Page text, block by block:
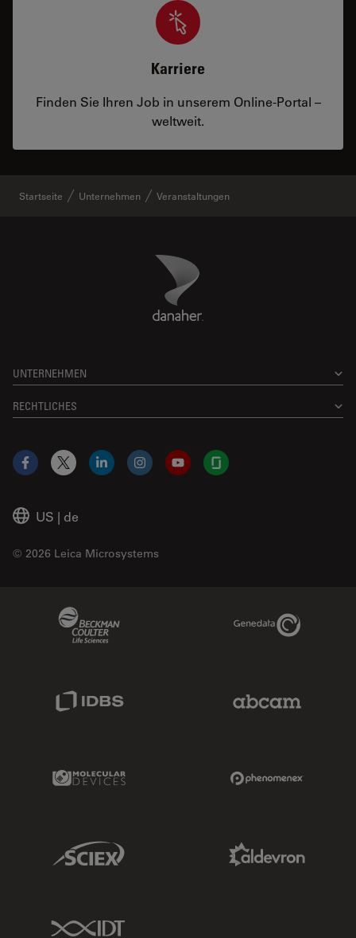
Karriere
Finden Sie Ihren Job in unserem Online-Portal –
weltweit.
Startseite Unternehmen Veranstaltungen
Danaher Logo
UNTERNEHMEN
RECHTLICHES
US | de
© 2026 Leica Microsystems
Facebook
X LinkedInInstagramYouTubeGlassdoor
Genedata Link
IDBS Link
Molecular Devices Link
Sciex Link
IDT Link